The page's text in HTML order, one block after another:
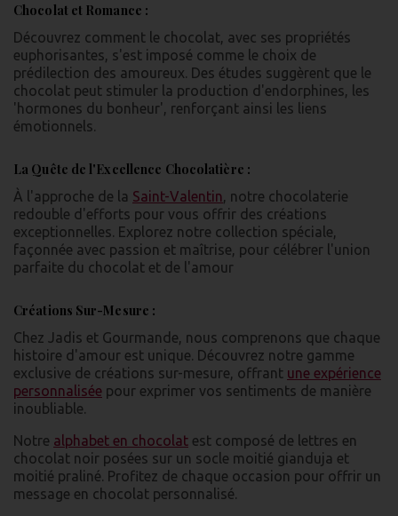
Chocolat et Romance :
Découvrez comment le chocolat, avec ses propriétés
euphorisantes, s'est imposé comme le choix de
prédilection des amoureux. Des études suggèrent que le
chocolat peut stimuler la production d'endorphines, les
'hormones du bonheur', renforçant ainsi les liens
émotionnels.
La Quête de l'Excellence Chocolatière :
À l'approche de la Saint-Valentin, notre chocolaterie
redouble d'efforts pour vous offrir des créations
exceptionnelles. Explorez notre collection spéciale,
façonnée avec passion et maîtrise, pour célébrer l'union
parfaite du chocolat et de l'amour
Créations Sur-Mesure :
Chez Jadis et Gourmande, nous comprenons que chaque
histoire d'amour est unique. Découvrez notre gamme
exclusive de créations sur-mesure, offrant une expérience
personnalisée pour exprimer vos sentiments de manière
inoubliable.
Notre alphabet en chocolat est composé de lettres en
chocolat noir posées sur un socle moitié gianduja et
moitié praliné. Profitez de chaque occasion pour offrir un
message en chocolat personnalisé.